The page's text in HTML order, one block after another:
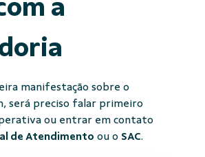
a
manifestação sobre o
será preciso falar primeiro
ou entrar em contato
de Atendimento ou o SAC.